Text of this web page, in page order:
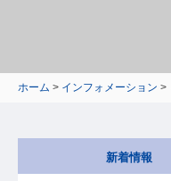
ホーム > インフォメーション >
新着情報